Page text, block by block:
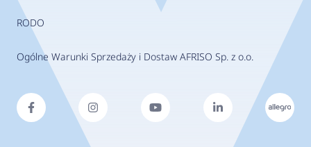
RODO
Ogólne Warunki Sprzedaży i Dostaw AFRISO Sp. z o.o.